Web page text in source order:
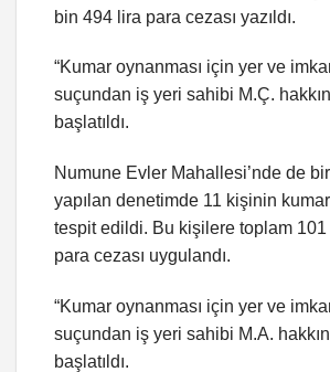
bin 494 lira para cezası yazıldı.
“Kumar oynanması için yer ve
suçundan iş yeri sahibi M.Ç.
başlatıldı.
Numune Evler Mahallesi’nde de
yapılan denetimde 11 kişinin kumar
tespit edildi. Bu kişilere toplam
para cezası uygulandı.
“Kumar oynanması için yer ve
suçundan iş yeri sahibi M.A.
başlatıldı.